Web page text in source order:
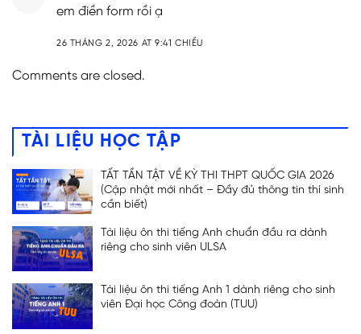
em điền form rồi ạ
26 THÁNG 2, 2026 AT 9:41 CHIỀU
Comments are closed.
TÀI LIỆU HỌC TẬP
TẤT TẦN TẬT VỀ KỲ THI THPT QUỐC GIA 2026
(Cập nhật mới nhất – Đầy đủ thông tin thí sinh
cần biết)
Tài liệu ôn thi tiếng Anh chuẩn đầu ra dành
riêng cho sinh viên ULSA
Tài liệu ôn thi tiếng Anh 1 dành riêng cho sinh
viên Đại học Công đoàn (TUU)